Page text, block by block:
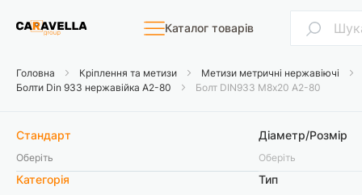
Каталог товарів Пошук
Головна Кріплення та метизи
Метизи метричні нержавіючі
Болти Din 933 нержавійка A2-80
Болт DIN933 М8х20 А2-80
Стандарт
Оберіть
Категорія
Діаметр/Розмір
Оберіть
Тип